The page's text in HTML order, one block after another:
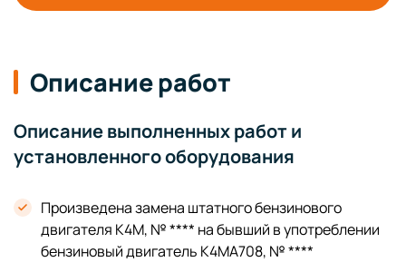
Описание работ
Описание выполненных работ и
установленного оборудования
Произведена замена штатного бензинового
двигателя К4М, № **** на бывший в употреблении
бензиновый двигатель К4МА708, № ****